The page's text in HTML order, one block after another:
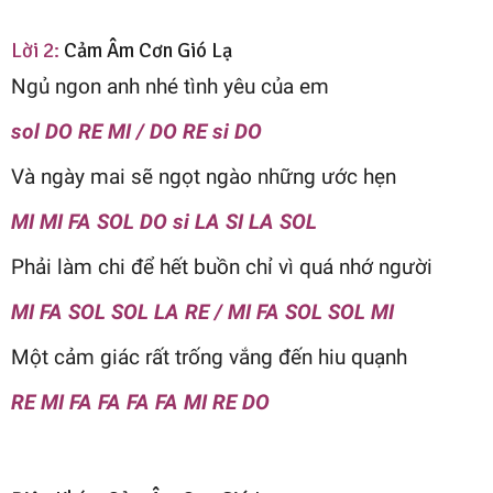
Lời 2: Cảm Âm Cơn Gió Lạ
Ngủ ngon anh nhé tình yêu của em
sol DO RE MI / DO RE si DO
Và ngày mai sẽ ngọt ngào những ước hẹn
MI MI FA SOL DO si LA SI LA SOL
Phải làm chi để hết buồn chỉ vì quá nhớ người
MI FA SOL SOL LA RE / MI FA SOL SOL MI
Một cảm giác rất trống vắng đến hiu quạnh
RE MI FA FA FA FA MI RE DO